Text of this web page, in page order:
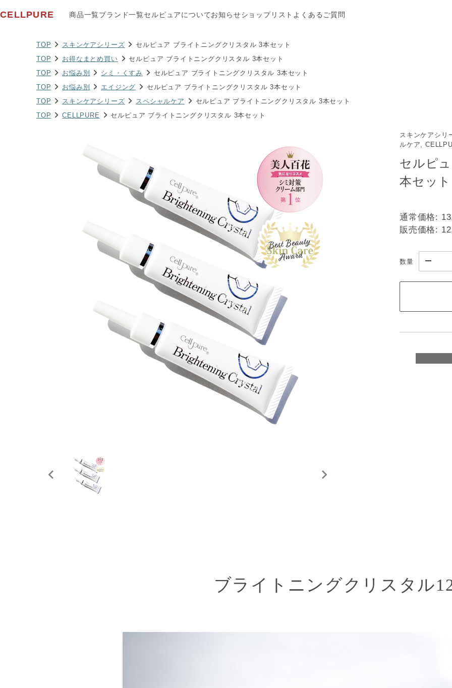
CELLPURE 商品一覧ブランド一覧セルピュアについて お知らせショップリスト よくあるご質問
TOP スキンケアシリーズ
セルピュア ブライトニングクリスタル 3本セット
TOP
お得なまとめ買い
セルピュア ブライトニングクリスタル 3本セット
TOP
お悩み別 シミ・くすみ
セルピュア ブライトニングクリスタル 3本セット
TOP
お悩み別 エイジング
セルピュア ブライトニングクリスタル 3本セット
TOP
スキンケアシリーズ スペシャルケア
セルピュア ブライトニングクリスタル 3本セット
TOP
CELLPURE セルピュア ブライトニングクリスタル 3本セット
スキンケアシリ
ルケア,
セルピ
本セット
通常価格:
販売価格:
数量
ブライトニングクリスタル